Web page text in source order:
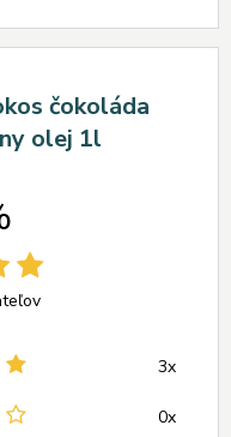
čokoláda
olej 1l
3x
0x